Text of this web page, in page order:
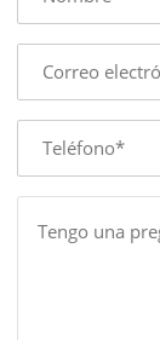
E-
mail
Phone
Message